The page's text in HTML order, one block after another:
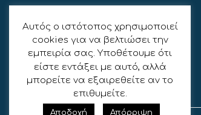
ΑΚΟΛΟΥΘΉΣΤΕ ΜΑΣ
Αυτός ο ιστότοπος χρησιμοποιεί
cookies για να βελτιώσει την
εμπειρία σας. Υποθέτουμε ότι
είστε εντάξει με αυτό, αλλά
μπορείτε να εξαιρεθείτε αν το
επιθυμείτε.
Αποδοχή Απόρριψη